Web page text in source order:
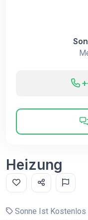
Heizung
Sonne Ist Kostenlos